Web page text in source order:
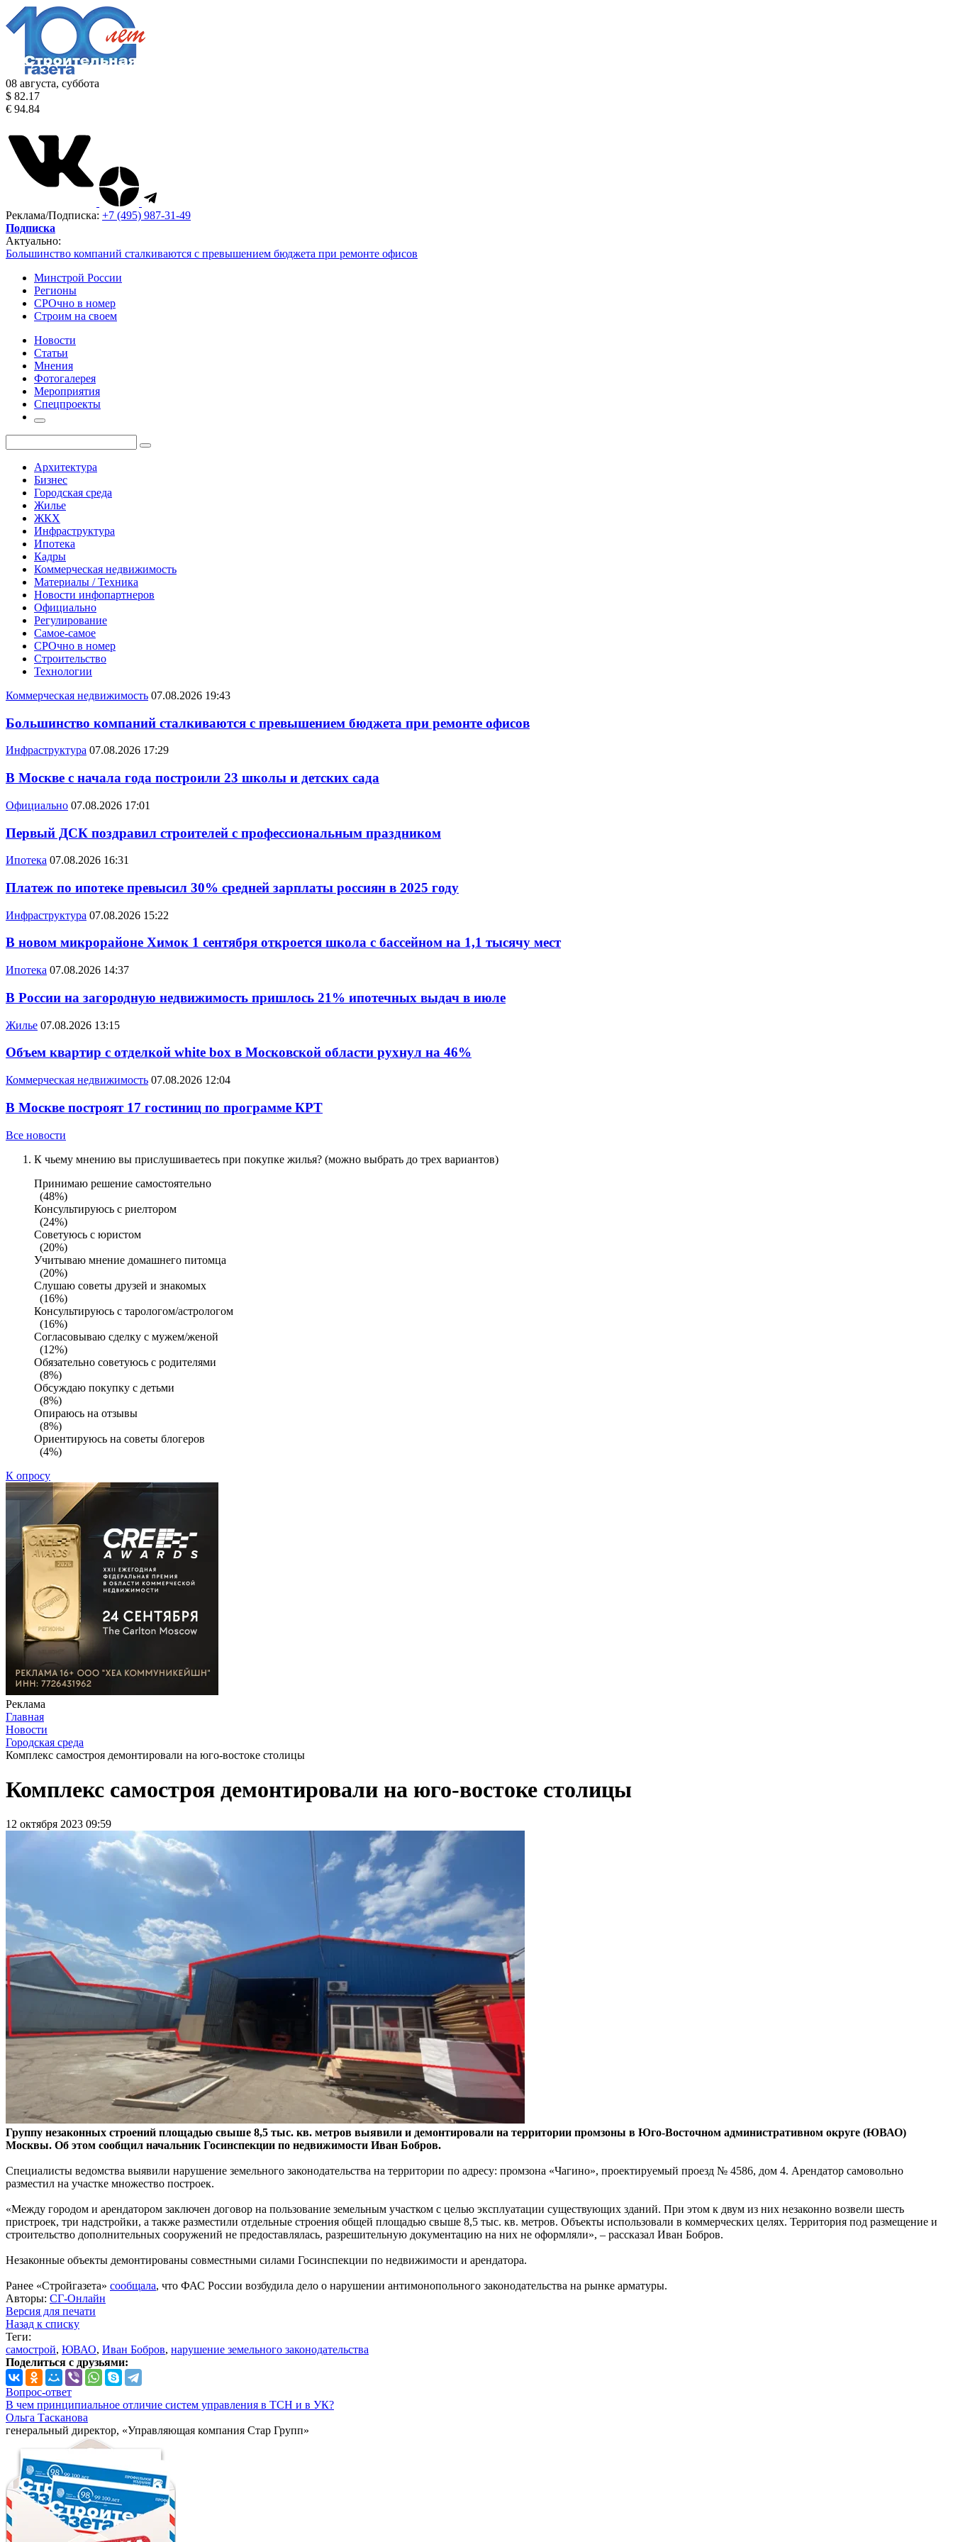
08 августа, суббота
$ 82.17
€ 94.84
Реклама/Подписка: +7 (495) 987-31-49
Подписка
Актуально:
Большинство компаний сталкиваются с превышением бюджета при ремонте офисов
Минстрой России
Регионы
СРОчно в номер
Строим на своем
Новости
Статьи
Мнения
Фотогалерея
Мероприятия
Спецпроекты
Архитектура
Бизнес
Городская среда
Жилье
ЖКХ
Инфраструктура
Ипотека
Кадры
Коммерческая недвижимость
Материалы / Техника
Новости инфопартнеров
Официально
Регулирование
Самое-самое
СРОчно в номер
Строительство
Технологии
Коммерческая недвижимость 07.08.2026 19:43
Большинство компаний сталкиваются с превышением бюджета при ремонте офисов
Инфраструктура 07.08.2026 17:29
В Москве с начала года построили 23 школы и детских сада
Официально 07.08.2026 17:01
Первый ДСК поздравил строителей с профессиональным праздником
Ипотека 07.08.2026 16:31
Платеж по ипотеке превысил 30% средней зарплаты россиян в 2025 году
Инфраструктура 07.08.2026 15:22
В новом микрорайоне Химок 1 сентября откроется школа с бассейном на 1,1 тысячу мест
Ипотека 07.08.2026 14:37
В России на загородную недвижимость пришлось 21% ипотечных выдач в июле
Жилье 07.08.2026 13:15
Объем квартир с отделкой white box в Московской области рухнул на 46%
Коммерческая недвижимость 07.08.2026 12:04
В Москве построят 17 гостиниц по программе КРТ
Все новости
К чьему мнению вы прислушиваетесь при покупке жилья? (можно выбрать до трех вариантов)
Принимаю решение самостоятельно
(48%)
Консультируюсь с риелтором
(24%)
Советуюсь с юристом
(20%)
Учитываю мнение домашнего питомца
(20%)
Слушаю советы друзей и знакомых
(16%)
Консультируюсь с тарологом/астрологом
(16%)
Согласовываю сделку с мужем/женой
(12%)
Обязательно советуюсь с родителями
(8%)
Обсуждаю покупку с детьми
(8%)
Опираюсь на отзывы
(8%)
Ориентируюсь на советы блогеров
(4%)
К опросу
Реклама
Главная
Новости
Городская среда
Комплекс самостроя демонтировали на юго-востоке столицы
Комплекс самостроя демонтировали на юго-востоке столицы
12 октября 2023 09:59
Группу незаконных строений площадью свыше 8,5 тыс. кв. метров выявили и демонтировали на территории промзоны в Юго-Восточном административном округе (ЮВАО)
Москвы. Об этом сообщил начальник Госинспекции по недвижимости Иван Бобров.
Специалисты ведомства выявили нарушение земельного законодательства на территории по адресу: промзона «Чагино», проектируемый проезд № 4586, дом 4. Арендатор самовольно
разместил на участке множество построек.
«Между городом и арендатором заключен договор на пользование земельным участком с целью эксплуатации существующих зданий. При этом к двум из них незаконно возвели шесть
пристроек, три надстройки, а также разместили отдельные строения общей площадью свыше 8,5 тыс. кв. метров. Объекты использовали в коммерческих целях. Территория под размещение и
строительство дополнительных сооружений не предоставлялась, разрешительную документацию на них не оформляли», – рассказал Иван Бобров.
Незаконные объекты демонтированы совместными силами Госинспекции по недвижимости и арендатора.
Ранее «Стройгазета» сообщала, что ФАС России возбудила дело о нарушении антимонопольного законодательства на рынке арматуры.
Авторы: СГ-Онлайн
Версия для печати
Назад к списку
Теги:
самострой, ЮВАО, Иван Бобров, нарушение земельного законодательства
Поделиться с друзьями:
Вопрос-ответ
В чем принципиальное отличие систем управления в ТСН и в УК?
Ольга Тасканова
генеральный директор, «Управляющая компания Стар Групп»